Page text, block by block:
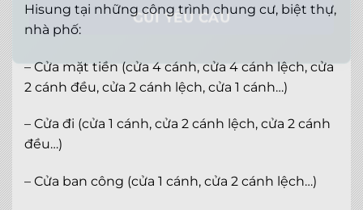
Hisung tại những công trình chung cư, biệt thự,
nhà phố:
– Cửa mặt tiền (cửa 4 cánh, cửa 4 cánh lệch, cửa
2 cánh đều, cửa 2 cánh lệch, cửa 1 cánh…)
– Cửa đi (cửa 1 cánh, cửa 2 cánh lệch, cửa 2 cánh
đều…)
– Cửa ban công (cửa 1 cánh, cửa 2 cánh lệch…)